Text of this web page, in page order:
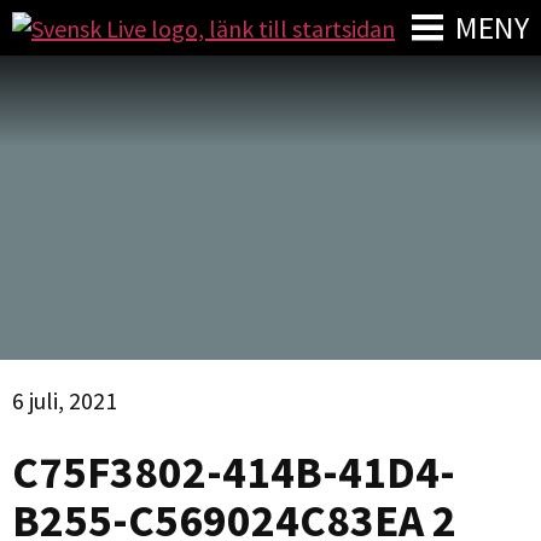
MENY
6 juli, 2021
C75F3802-414B-41D4-
B255-C569024C83EA 2